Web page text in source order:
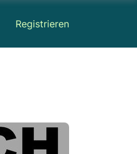
Registrieren